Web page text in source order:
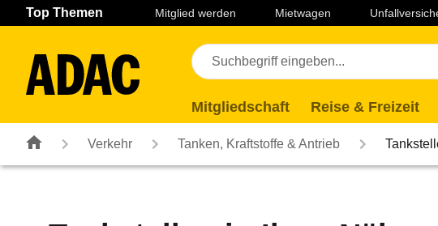
Navigation Seiteninhalt Fußzeile
Top Themen Mitglied werden Mietwagen
Mitgliedschaft Reise & Freizeit
Verkehr Tanken, Kraftstoffe & Antrieb